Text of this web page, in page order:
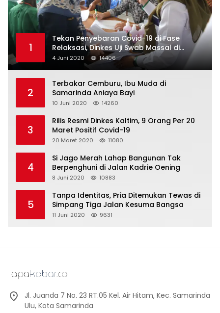
1
Tekan Penyebaran Covid-19 di Fase
Relaksasi, Dinkes Uji Swab Massal di
Pelabuhan Samarinda
4 Juni 2020 14406
2
Terbakar Cemburu, Ibu Muda di
Samarinda Aniaya Bayi
10 Juni 2020 14260
3
Rilis Resmi Dinkes Kaltim, 9 Orang Per 20
Maret Positif Covid-19
20 Maret 2020 11080
4
Si Jago Merah Lahap Bangunan Tak
Berpenghuni di Jalan Kadrie Oening
8 Juni 2020 10883
5
Tanpa Identitas, Pria Ditemukan Tewas di
Simpang Tiga Jalan Kesuma Bangsa
11 Juni 2020 9631
Jl. Juanda 7 No. 23 RT.05 Kel. Air Hitam, Kec. Samarinda
Ulu, Kota Samarinda